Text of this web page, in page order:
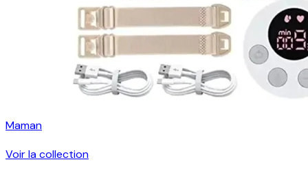
Maman
Voir la collection